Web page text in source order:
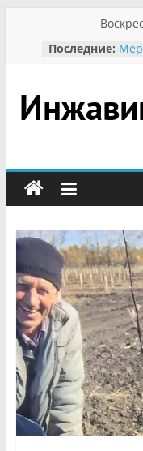
содержимому
Последние:
В
сельский
портал